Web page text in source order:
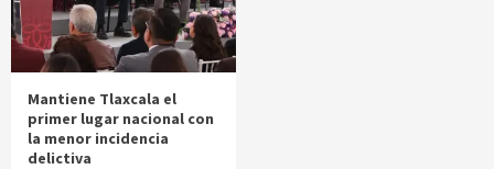
Mantiene Tlaxcala el
primer lugar nacional con
la menor incidencia
delictiva